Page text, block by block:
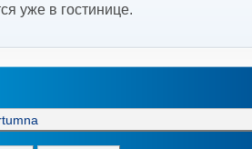
уже в гостинице.